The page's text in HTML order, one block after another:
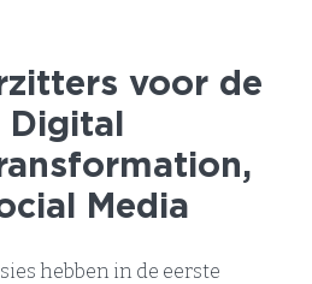
voor de
Digital
Media
hebben in de eerste